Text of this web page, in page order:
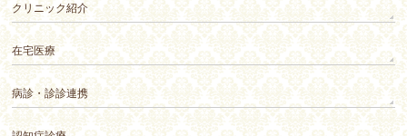
クリニック紹介
在宅医療
病診・診診連携